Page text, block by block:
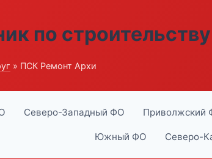
по
» ПСК Ремонт Архи
Северо-Западный ФО Приволжский
Южный ФО Северо-